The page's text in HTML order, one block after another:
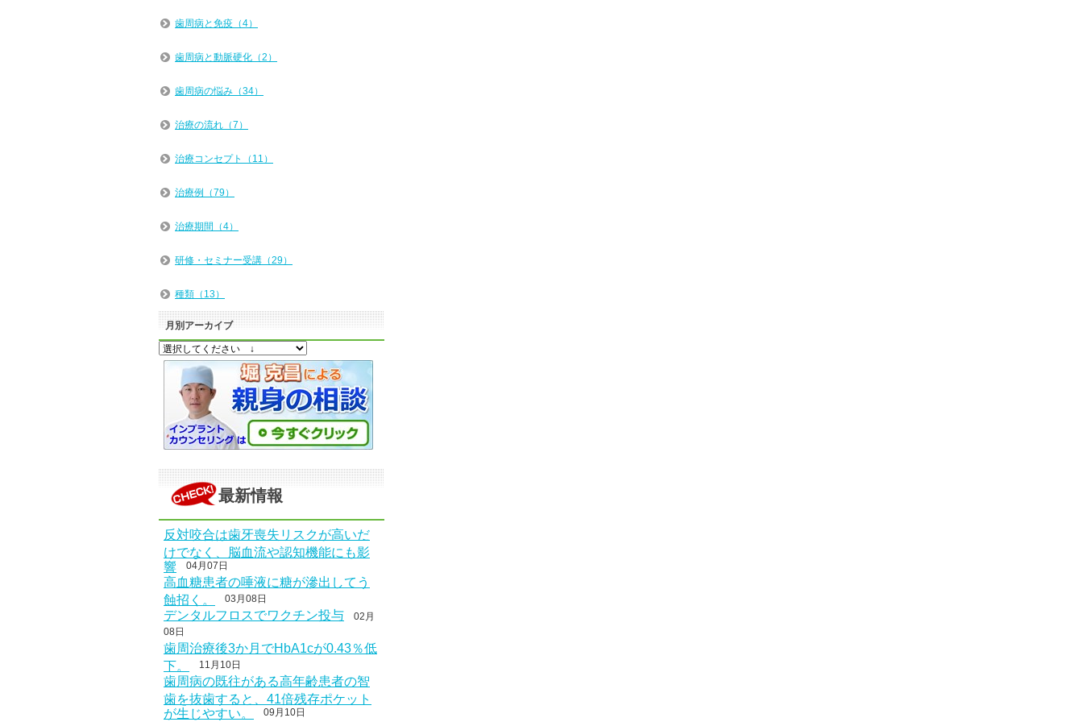
歯周病と免疫（4）
歯周病と動脈硬化（2）
歯周病の悩み（34）
治療の流れ（7）
治療コンセプト（11）
治療例（79）
治療期間（4）
研修・セミナー受講（29）
種類（13）
月別アーカイブ
最新情報
反対咬合は歯牙喪失リスクが高いだ
けでなく、脳血流や認知機能にも影
響 04月07日
高血糖患者の唾液に糖が滲出してう
蝕招く。 03月08日
デンタルフロスでワクチン投与 02月
08日
歯周治療後3か月でHbA1cが0.43％低
下。 11月10日
歯周病の既往がある高年齢患者の智
歯を抜歯すると、41倍残存ポケット
が生じやすい。
09月10日